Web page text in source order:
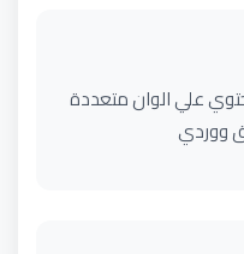
علي الوان متعددة
ووردي